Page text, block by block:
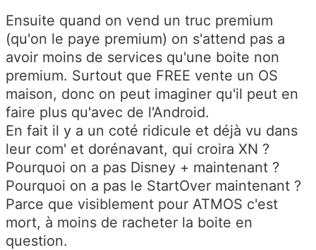
Ensuite quand on vend un truc premium
(qu'on le paye premium) on s'attend pas a
avoir moins de services qu'une boite non
premium. Surtout que FREE vente un OS
maison, donc on peut imaginer qu'il peut en
faire plus qu'avec de l'Android.
En fait il y a un coté ridicule et déjà vu dans
leur com' et dorénavant, qui croira XN ?
Pourquoi on a pas Disney + maintenant ?
Pourquoi on a pas le StartOver maintenant ?
Parce que visiblement pour ATMOS c'est
mort, à moins de racheter la boite en
question.